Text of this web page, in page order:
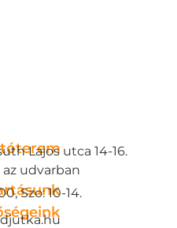
Lajos utca 14-16.
az udvarban
Szo: 10-14.